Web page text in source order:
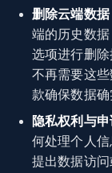
删除云端数据
端的历史数
选项进行删
不再需要这
款确保数据确
隐私权利与
何处理个人
提出数据访